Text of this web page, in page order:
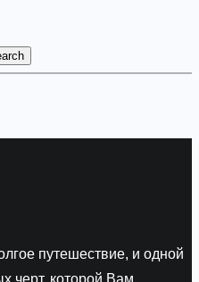
путешествие, и одной